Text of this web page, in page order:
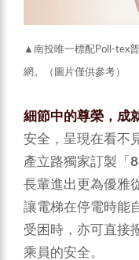
▲南投唯一標配Poll-tex
網。（圖片僅供參考）
細節中的尊榮，成
安全，呈現在看不
產立路獨家訂製「
長輩進出更為優雅
讓電梯在停電時能
受困時，亦可直接
乘員的安全。